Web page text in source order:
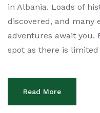
in Albania. Loads of
discovered, and many
adventures await you.
spot as there is limited
Read More